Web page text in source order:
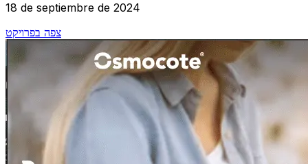
18 de septiembre de 2024
צפה בפרויקט